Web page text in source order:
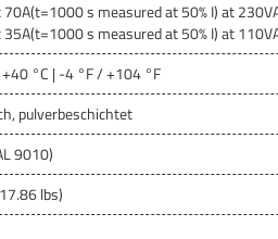
s measured at 50% I) at
s measured at 50% I) at
°C | -4 °F / +104 °F
pulverbeschichtet
9010)
lbs)